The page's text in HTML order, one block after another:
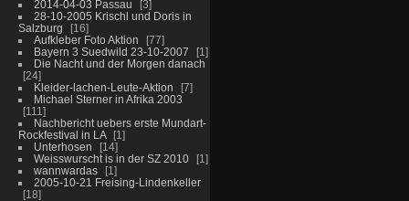
2014-04-03 Passau
3
28-10-2005 Krischl und Doris in
Salzburg
16
Aufkleber Foto Aktion
77
Bayern 3 Suedwild 23-10-2007
1
Die Nacht und der Morgen danach
24
Kleider-lachen-Leute-Aktion
7
Michael Sterner in Afrika 2003
111
Nachbericht uebers erste Mundart-
Rockfestival in LA
1
Unterhosen
14
Weisswurscht is in der SZ 2010
1
wannwardas
1
2005-10-21 Freising-Lindenkeller
18